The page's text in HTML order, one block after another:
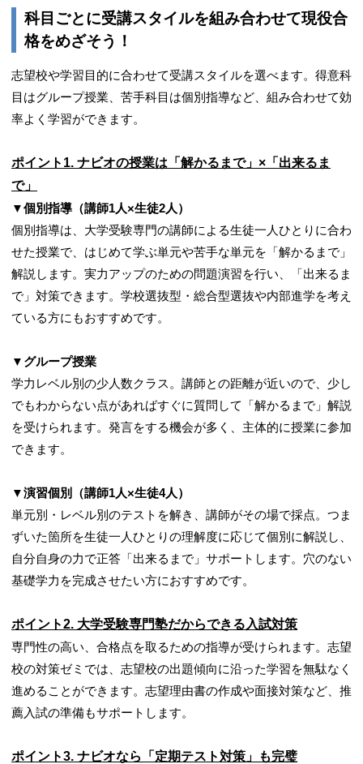
科目ごとに受講スタイルを組み合わせて現役合
格をめざそう！
志望校や学習目的に合わせて受講スタイルを選べます。得意科
目はグループ授業、苦手科目は個別指導など、組み合わせて効
率よく学習ができます。
ポイント 1. ナビオの授業は「解かるまで」×「出来るま
で」
▼個別指導（講師1人×生徒2人）
個別指導は、大学受験専門の講師による生徒一人ひとりに合わ
せた授業で、はじめて学ぶ単元や苦手な単元を「解かるまで」
解説します。実力アップのための問題演習を行い、「出来るま
で」対策できます。学校選抜型・総合型選抜や内部進学を考え
ている方にもおすすめです。
▼グループ授業
学力レベル別の少人数クラス。講師との距離が近いので、少し
でもわからない点があればすぐに質問して「解かるまで」解説
を受けられます。発言をする機会が多く、主体的に授業に参加
できます。
▼演習個別（講師1人×生徒4人）
単元別・レベル別のテストを解き、講師がその場で採点。つま
ずいた箇所を生徒一人ひとりの理解度に応じて個別に解説し、
自分自身の力で正答「出来るまで」サポートします。穴のない
基礎学力を完成させたい方におすすめです。
ポイント2. 大学受験専門塾だからできる入試対策
専門性の高い、合格点を取るための指導が受けられます。志望
校の対策ゼミでは、志望校の出題傾向に沿った学習を無駄なく
進めることができます。志望理由書の作成や面接対策など、推
薦入試の準備もサポートします。
ポイント3. ナビオなら「定期テスト対策」も完璧